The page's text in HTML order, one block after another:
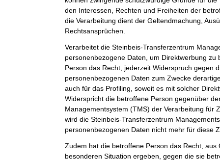
den Interessen, Rechten und Freiheiten der
die Verarbeitung dient der Geltendmachung,
Rechtsansprüchen.
Verarbeitet die Steinbeis-Transferzentrum
personenbezogene Daten, um Direktwerbung
Person das Recht, jederzeit Widerspruch gegen
personenbezogenen Daten zum Zwecke
auch für das Profiling, soweit es mit solcher
Widerspricht die betroffene Person gegenüber
Managementsystem (TMS) der Verarbeitung für
wird die Steinbeis-Transferzentrum
personenbezogenen Daten nicht mehr für diese
Zudem hat die betroffene Person das Recht, aus
besonderen Situation ergeben, gegen die sie